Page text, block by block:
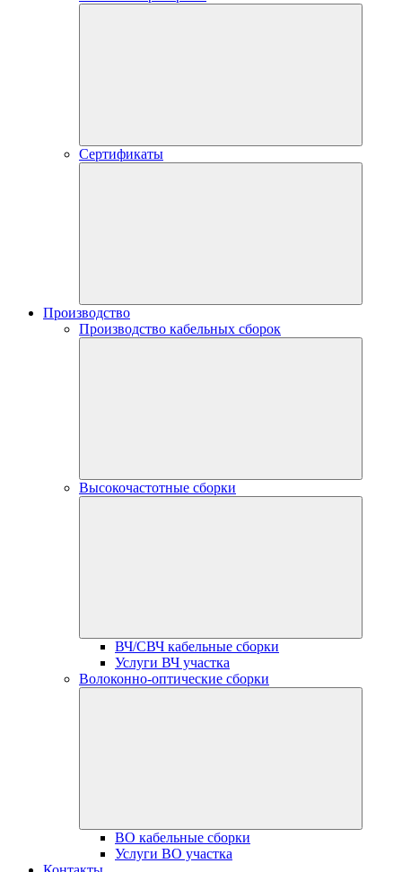
Сертификаты
Производство
Производство кабельных сборок
Высокочастотные сборки
ВЧ/СВЧ кабельные сборки
Услуги ВЧ участка
Волоконно-оптические сборки
ВО кабельные сборки
Услуги ВО участка